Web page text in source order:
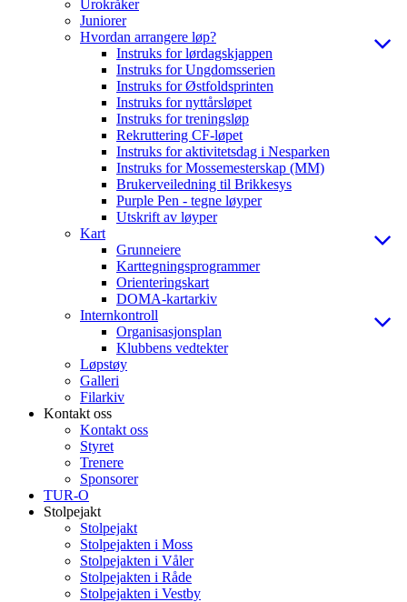
Urokråker
Juniorer
Hvordan arrangere løp?
Instruks for lørdagskjappen
Instruks for Ungdomsserien
Instruks for Østfoldsprinten
Instruks for nyttårsløpet
Instruks for treningsløp
Rekruttering CF-løpet
Instruks for aktivitetsdag i Nesparken
Instruks for Mossemesterskap (MM)
Brukerveiledning til Brikkesys
Purple Pen - tegne løyper
Utskrift av løyper
Kart
Grunneiere
Karttegningsprogrammer
Orienteringskart
DOMA-kartarkiv
Internkontroll
Organisasjonsplan
Klubbens vedtekter
Løpstøy
Galleri
Filarkiv
Kontakt oss
Kontakt oss
Styret
Trenere
Sponsorer
TUR-O
Stolpejakt
Stolpejakt
Stolpejakten i Moss
Stolpejakten i Våler
Stolpejakten i Råde
Stolpejakten i Vestby